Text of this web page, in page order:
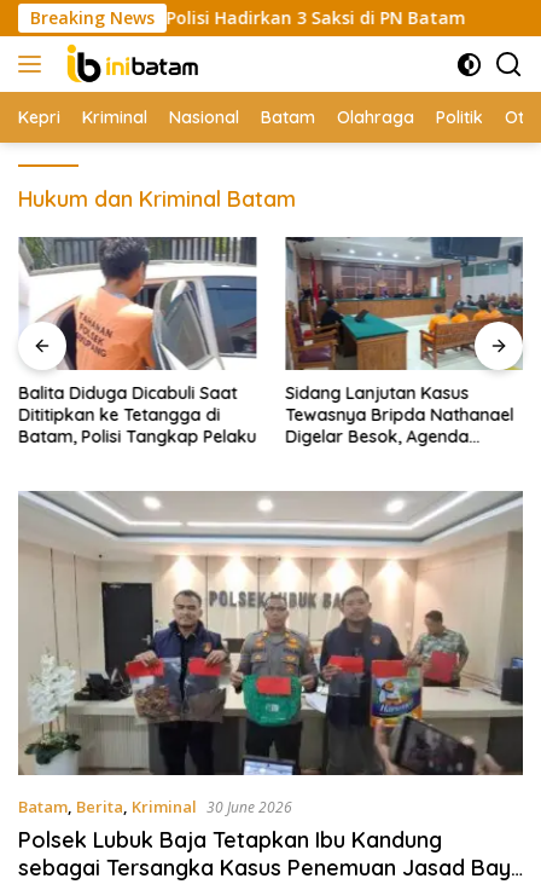
Skip
to
content
Breaking News
Polisi Hadirkan 3 Saksi di PN Batam Balita
Kepri Kriminal Nasional Batam Olahraga Politik
Hukum dan Kriminal Batam
Balita Diduga Dicabuli Saat
Dititipkan ke Tetangga di
Batam, Polisi Tangkap Pelaku
Sidang Lanjutan Kasus
Tewasnya Bripda Nathanael
Digelar Besok, Agenda
Batam, Berita, Kriminal 30 June 2026
Polsek Lubuk Baja Tetapkan Ibu Kandung
sebagai Tersangka Kasus Penemuan Jasad Bayi